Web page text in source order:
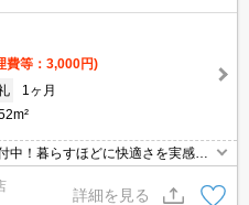
費等：3,000円)
1ヶ月
中！暮らすほどに快適さを実感で
さ！日常の買い物に便利！
詳細を見る